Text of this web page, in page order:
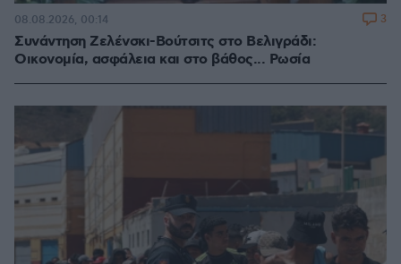
Συνάντηση Ζελένσκι-Βούτσιτς στο Βελιγράδι:
Οικονομία, ασφάλεια και στο βάθος... Ρωσία
08.08.2026, 00:14 3